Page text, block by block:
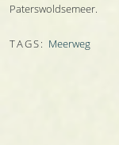
Paterswoldsemeer.
TAGS: Meerweg